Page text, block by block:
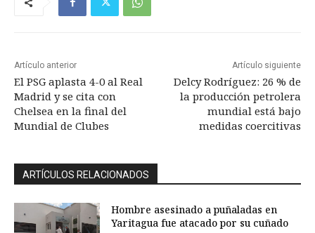
Artículo anterior
El PSG aplasta 4-0 al Real
Madrid y se cita con
Chelsea en la final del
Mundial de Clubes
Artículo siguiente
Delcy Rodríguez: 26 % de
la producción petrolera
mundial está bajo
medidas coercitivas
ARTÍCULOS RELACIONADOS
Hombre asesinado a puñaladas en
Yaritagua fue atacado por su cuñado